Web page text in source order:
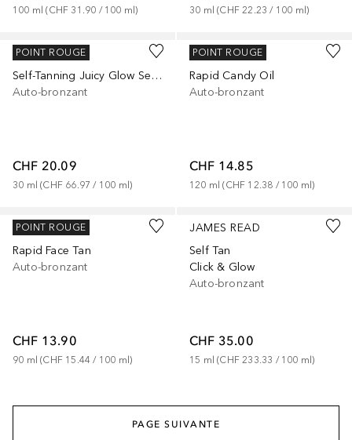
100 ml (CHF 31.90 / 100 ml) 30 ml (CHF 22.23 / 100 ml)
COMODYNES
Self-Tanning Juicy Glow Serum
Auto-bronzant
CHF 20.09
30 ml (CHF 66.97 / 100 ml)
POINT ROUGE
THE FOX TAN
Rapid Candy Oil
Auto-bronzant
CHF 14.85
120 ml (CHF 12.38 / 100 ml)
POINT ROUGE
THE FOX TAN
Rapid Face Tan
Auto-bronzant
CHF 13.90
90 ml (CHF 15.44 / 100 ml)
POINT ROUGE
JAMES READ
Self Tan
Click & Glow
Auto-bronzant
CHF 35.00
15 ml (CHF 233.33 / 100 ml)
PAGE SUIVANTE